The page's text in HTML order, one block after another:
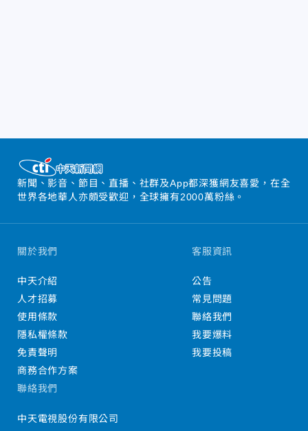
新聞、影音、節目、直播、社群及App都深獲網友喜愛，在全
世界各地華人亦頗受歡迎，全球擁有2000萬粉絲。
關於我們
中天介紹
人才招募
使用條款
隱私權條款
免責聲明
商務合作方案
客服資訊
公告
常見問題
聯絡我們
我要爆料
我要投稿
聯絡我們
中天電視股份有限公司